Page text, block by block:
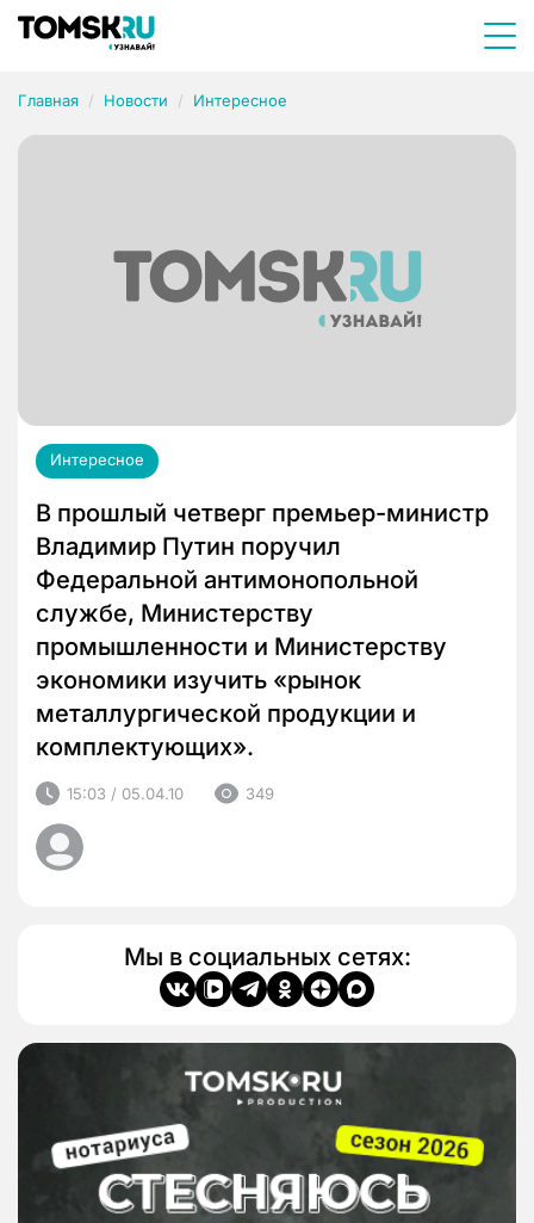
Главная Новости Интересное
Интересное
В прошлый четверг премьер-министр
Владимир Путин поручил
Федеральной антимонопольной
службе, Министерству
промышленности и Министерству
экономики изучить «рынок
металлургической продукции и
комплектующих».
15:03 / 05.04.10 349
Мы в социальных сетях: